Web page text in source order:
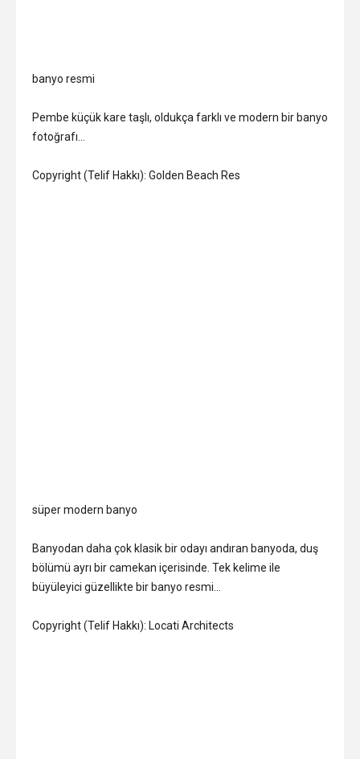
banyo resmi
Pembe küçük kare taşlı, oldukça farklı ve modern bir banyo
fotoğrafı…
Copyright (Telif Hakkı): Golden Beach Res
süper modern banyo
Banyodan daha çok klasik bir odayı andıran banyoda, duş
bölümü ayrı bir camekan içerisinde. Tek kelime ile
büyüleyici güzellikte bir banyo resmi…
Copyright (Telif Hakkı): Locati Architects